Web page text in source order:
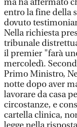
ma ha affermato
entro la fine della
dovuto
Nella richiesta
tribunale
il premier "farà
mercoledì.
Primo Ministro,
notte dopo aver
lavorare da casa
circostanze, e
cartella clinica,